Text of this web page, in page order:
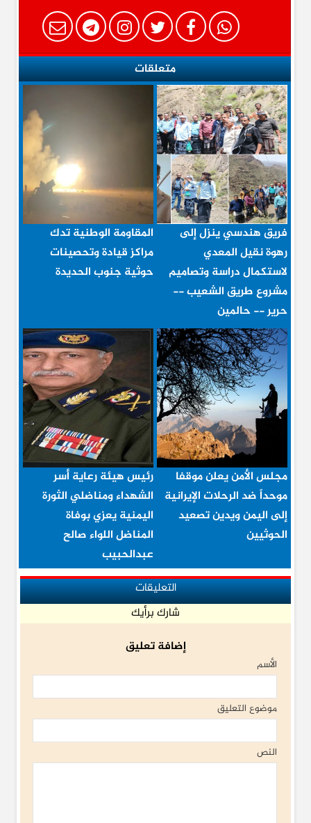
متعلقات
فريق هندسي ينزل إلى
رهوة نقيل المعدي
لاستكمال دراسة وتصاميم
مشروع طريق الشعيب --
حرير -- حالمين
المقاومة الوطنية تدك
مراكز قيادة وتحصينات
حوثية جنوب الحديدة
مجلس الأمن يعلن موقفا
موحداً ضد الرحلات الإيرانية
إلى اليمن ويدين تصعيد
الحوثيين
رئيس هيئة رعاية أسر
الشهداء ومناضلي الثورة
اليمنية يعزي بوفاة
المناضل اللواء صالح
عبدالحبيب
التعليقات
شارك برأيك
إضافة تعليق
الأسم
موضوع التعليق
النص